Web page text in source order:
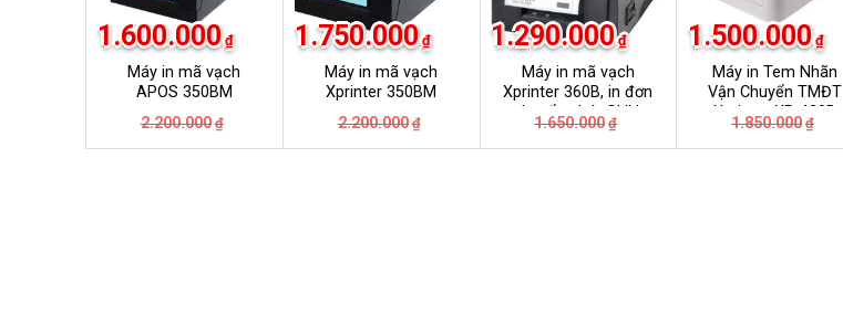
Máy in mã vạch
APOS 350BM
2.200.000 ₫
là:
1.600.000 ₫
tại
Máy in mã vạch
Xprinter 350BM
2.200.000 ₫
là:
1.750.000 ₫
tại
Máy in mã vạch
Xprinter 360B, in đơn
chuyển phát GHN,
GHTK, Viettel Post,
VNpost, Best, J&T
1.650.000 ₫
là:
1.290.000 ₫
tại
Máy in Tem Nhãn
Vận Chuyển TMĐT
Xprinter XP-420B
1.850.000 ₫
là:
1.500.000 ₫
tại